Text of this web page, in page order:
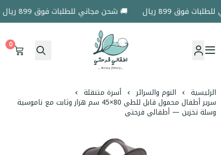
فوق 899 ريال 🚚 شحن مجاني للطلبات فوق 899 ريال
اطفالي فرحتي
0
الرئيسية النوم والسرائر أسرة متنقلة
سرير أطفال محمول قابل للطي 80×45 سم هزاز وثابت مع ناموسية
وسلة تخزين — أطفالي فرحتي